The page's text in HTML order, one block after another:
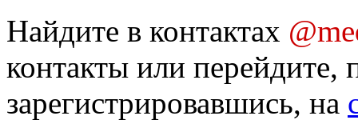
Найдите в контактах
контакты или перейдите,
зарегистрировавшись, на